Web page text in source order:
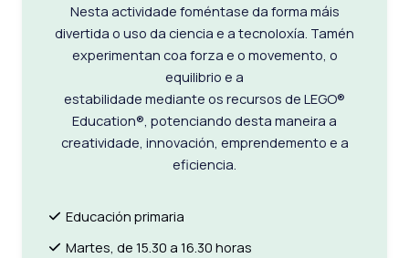
Nesta actividade foméntase da forma máis
divertida o uso da ciencia e a tecnoloxía. Tamén
experimentan coa forza e o movemento, o
equilibrio e a
estabilidade mediante os recursos de LEGO®
Education®, potenciando desta maneira a
creatividade, innovación, emprendemento e a
eficiencia.
Educación primaria
Martes, de 15.30 a 16.30 horas